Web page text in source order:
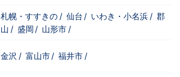
札幌・すすきの / 仙台 / いわき・小名浜 / 郡
山 / 盛岡 / 山形市 /
金沢 / 富山市 / 福井市 /